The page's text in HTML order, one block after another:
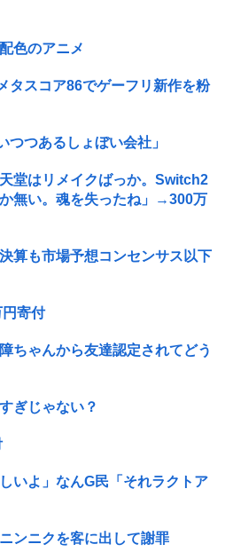
色のアニメ
スコア86でゲーフリ新作を粉
つつあるしょぼい会社」
堂はリメイクばっか。Switch2
無い。魂を失ったね」→300万
算も市場予想コンセンサス以下
寄付
ちゃんから友達認定されてどう
ぎじゃない？
いよ」なんG民「それラクトア
ンニクを客に出して謝罪